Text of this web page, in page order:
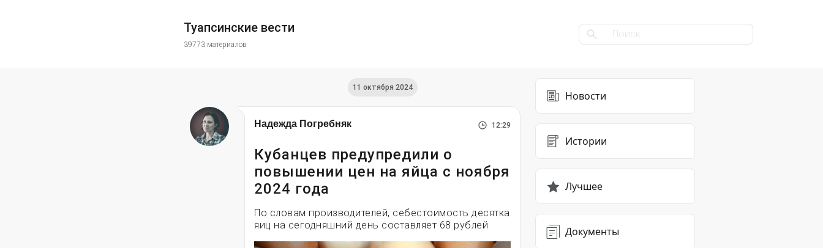
Туапсинские вести
39773 материалов
11 октября 2024
Надежда Погребняк 12:29
Кубанцев предупредили о
повышении цен на яйца с ноября
2024 года
По словам производителей, себестоимость десятка
яиц на сегодняшний день составляет 68 рублей
Новости
Истории
Лучшее
Документы